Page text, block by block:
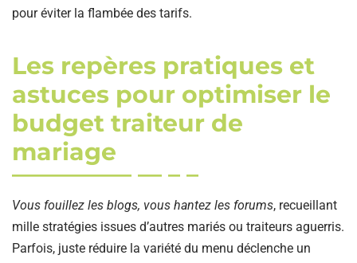
pour éviter la flambée des tarifs.
Les repères pratiques et
astuces pour optimiser le
budget traiteur de
mariage
Vous fouillez les blogs, vous hantez les forums, recueillant
mille stratégies issues d’autres mariés ou traiteurs aguerris.
Parfois, juste réduire la variété du menu déclenche un